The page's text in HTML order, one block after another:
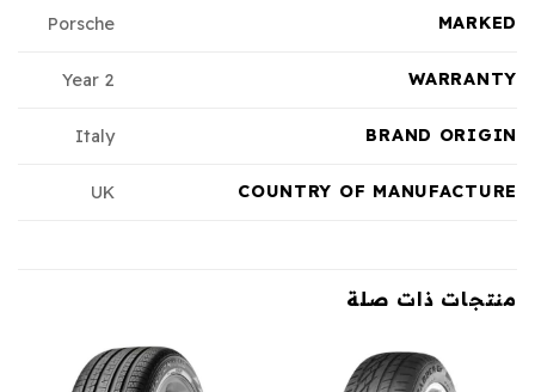
MARKED
Porsche
WARRANTY
2 Year
BRAND ORIGIN
Italy
COUNTRY OF MANUFACTURE
UK
منتجات ذات صلة